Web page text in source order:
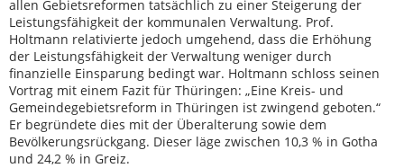
allen Gebietsreformen tatsächlich zu einer Steigerung der
Leistungsfähigkeit der kommunalen Verwaltung. Prof.
Holtmann relativierte jedoch umgehend, dass die Erhöhung
der Leistungsfähigkeit der Verwaltung weniger durch
finanzielle Einsparung bedingt war. Holtmann schloss seinen
Vortrag mit einem Fazit für Thüringen: „Eine Kreis- und
Gemeindegebietsreform in Thüringen ist zwingend geboten.“
Er begründete dies mit der Überalterung sowie dem
Bevölkerungsrückgang. Dieser läge zwischen 10,3 % in Gotha
und 24,2 % in Greiz.